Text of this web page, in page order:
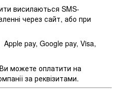
висилаються SMS-
через сайт, або при
Apple pay, Google pay, Visa,
можете оплатити на
за реквізитами.